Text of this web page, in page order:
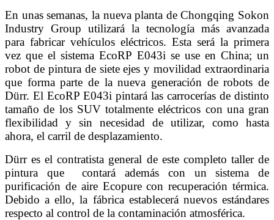
En unas semanas, la nueva planta de Chongqing Sokon
Industry Group utilizará la tecnología más avanzada
para fabricar vehículos eléctricos. Esta será la primera
vez que el sistema EcoRP E043i se use en China; un
robot de pintura de siete ejes y movilidad extraordinaria
que forma parte de la nueva generación de robots de
Dürr. El EcoRP E043i pintará las carrocerías de distinto
tamaño de los SUV totalmente eléctricos con una gran
flexibilidad y sin necesidad de utilizar, como hasta
ahora, el carril de desplazamiento.
Dürr es el contratista general de este completo taller de
pintura que contará además con un sistema de
purificación de aire Ecopure con recuperación térmica.
Debido a ello, la fábrica establecerá nuevos estándares
respecto al control de la contaminación atmosférica.